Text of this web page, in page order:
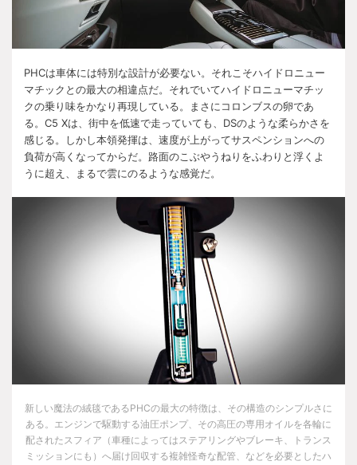
PHCは車体には特別な設計が必要ない。それこそハイドロニュー
マチックとの最大の相違点だ。それでいてハイドロニューマチッ
クの乗り味をかなり再現している。まさにコロンブスの卵であ
る。 C5 Xは、街中を低速で走っていても、 DSのような柔らかさを
感じる。しかし本領発揮は、速度が上がってサスペンションへの
負荷が高くなってからだ。路面のこぶやうねりをふわりと浮くよ
うに超え、まるで雲にのるような感覚だ。
新しい魔法の絨毯であるPHCの最大の特徴は、その構造のシンプルさに
ある。エンジンで駆動する油圧ポンプ、その高圧の専用オイルを各輪に
配されたスフィア（車種によってはステアリングやブレーキ、トランス
ミッションにも）へ届け回収する複雑怪奇な配管、などを必要としたハ